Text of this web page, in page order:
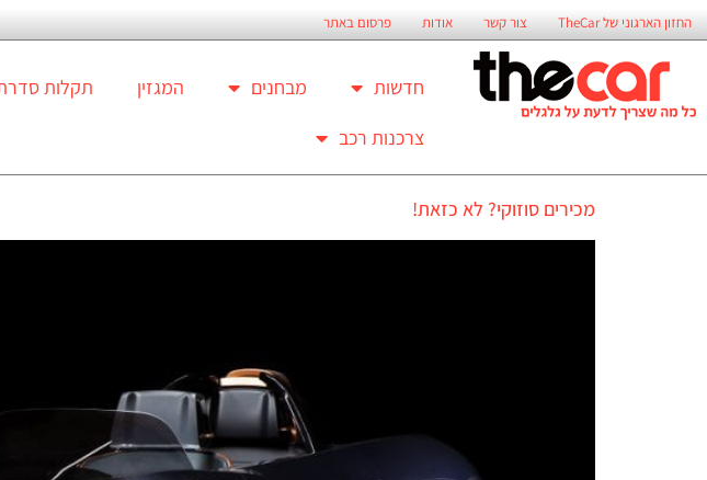
החזון הארגוני של TheCar צור קשר אודות פרסום באתר
חדשות מבחנים המגזין תקלות
צרכנות רכב
מכירים סוזוקי? לא כזאת!